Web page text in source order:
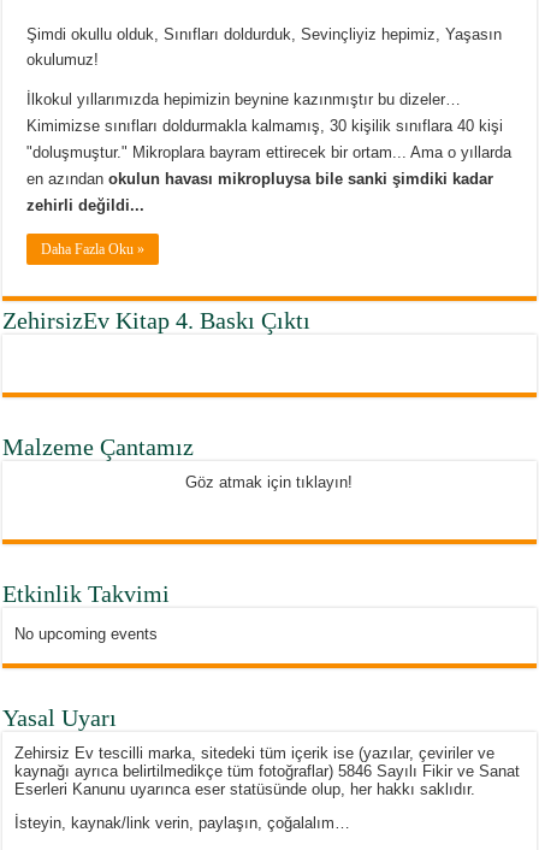
Şimdi okullu olduk, Sınıfları doldurduk, Sevinçliyiz hepimiz, Yaşasın
okulumuz!
İlkokul yıllarımızda hepimizin beynine kazınmıştır bu dizeler…
Kimimizse sınıfları doldurmakla kalmamış, 30 kişilik sınıflara 40 kişi
"doluşmuştur." Mikroplara bayram ettirecek bir ortam... Ama o yıllarda
en azındanokulun havası mikropluysa bile sanki şimdiki kadar
zehirli değildi...
Daha Fazla Oku »
ZehirsizEv Kitap 4. Baskı Çıktı
Malzeme Çantamız
Göz atmak için tıklayın!
Etkinlik Takvimi
No upcoming events
Yasal Uyarı
Zehirsiz Ev tescilli marka, sitedeki tüm içerik ise (yazılar, çeviriler ve
kaynağı ayrıca belirtilmedikçe tüm fotoğraflar) 5846 Sayılı Fikir ve Sanat
Eserleri Kanunu uyarınca eser statüsünde olup, her hakkı saklıdır.
İsteyin, kaynak/link verin, paylaşın, çoğalalım…